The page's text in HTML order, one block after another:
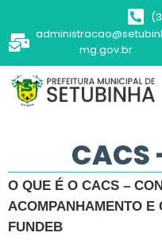
mg.gov.br
CACS
O QUE É O CACS –
ACOMPANHAMENTO E
FUNDEB